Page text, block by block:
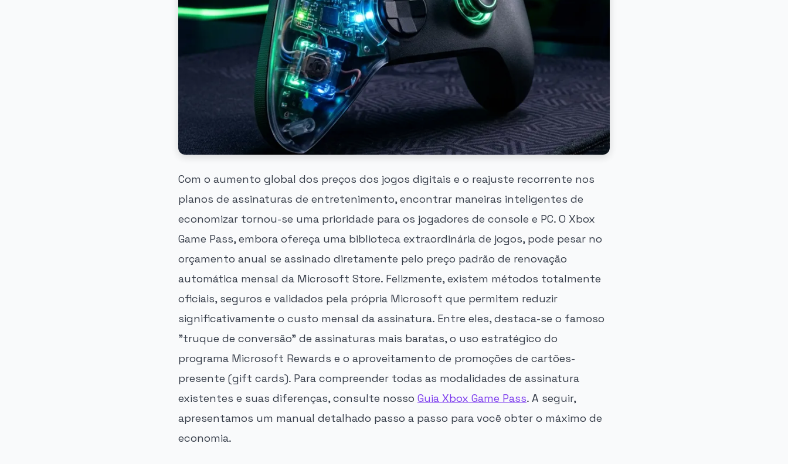
Com o aumento global dos preços dos jogos digitais e o reajuste recorrente nos
planos de assinaturas de entretenimento, encontrar maneiras inteligentes de
economizar tornou-se uma prioridade para os jogadores de console e PC. O Xbox
Game Pass, embora ofereça uma biblioteca extraordinária de jogos, pode pesar no
orçamento anual se assinado diretamente pelo preço padrão de renovação
automática mensal da Microsoft Store. Felizmente, existem métodos totalmente
oficiais, seguros e validados pela própria Microsoft que permitem reduzir
significativamente o custo mensal da assinatura. Entre eles, destaca-se o famoso
"truque de conversão" de assinaturas mais baratas, o uso estratégico do
programa Microsoft Rewards e o aproveitamento de promoções de cartões-
presente (gift cards). Para compreender todas as modalidades de assinatura
existentes e suas diferenças, consulte nosso Guia Xbox Game Pass. A seguir,
apresentamos um manual detalhado passo a passo para você obter o máximo de
economia.